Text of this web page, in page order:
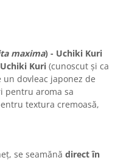
maxima) - Uchiki Kuri
Uchiki Kuri (cunoscut și ca
un dovleac japonez de
pentru aroma sa
textura cremoasă,
se seamănă direct în